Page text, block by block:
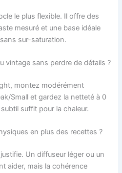
le plus flexible. Il offre des
mesuré et une base idéale
sur-saturation.
vintage sans perdre de détails ?
montez modérément
Small et gardez la netteté à 0
suffit pour la chaleur.
en plus des recettes ?
Un diffuseur léger ou un
aider, mais la cohérence